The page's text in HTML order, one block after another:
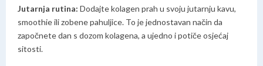
Jutarnja rutina: Dodajte kolagen prah u svoju jutarnju kavu,
smoothie ili zobene pahuljice. To je jednostavan način da
započnete dan s dozom kolagena, a ujedno i potiče osjećaj
sitosti.